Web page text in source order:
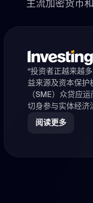
主流加密货币
“投资者正越来越
益来源及资本保护
（SME）众贷应
切身参与实体经济
币经济机制之中，
class="highlight"
8lends 的独特之
阅读更多